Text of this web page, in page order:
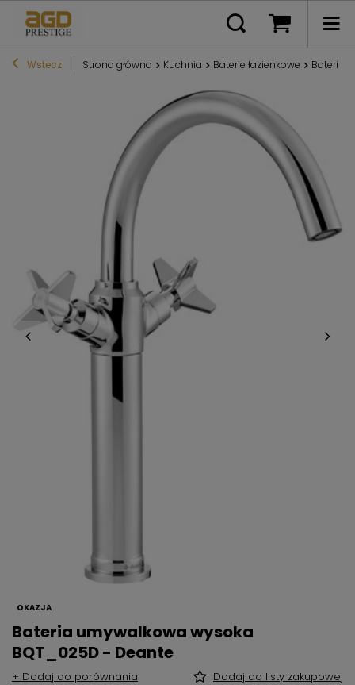
Wstecz Strona główna Kuchnia Baterie łazienkowe Bateria
OKAZJA
Bateria umywalkowa wysoka
BQT_025D - Deante
+ Dodaj do porównania
Dodaj do listy zakupowej